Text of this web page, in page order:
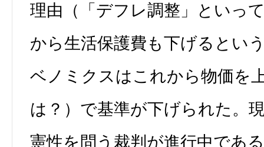
理由（「デフレ調整」といっ
から生活保護費も下げるとい
ベノミクスはこれから物価を
は？）で基準が下げられた。
憲性を問う裁判が進行中であ